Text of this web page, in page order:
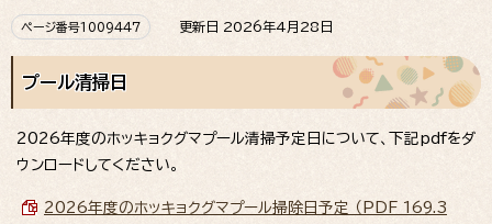
ページ番号1009447 更新日 2026年4月28日
プール清掃日
2026年度のホッキョクグマプール清掃予定日について、下記pdfをダ
ウンロードしてください。
2026年度のホッキョクグマプール掃除日予定 （PDF 169.3